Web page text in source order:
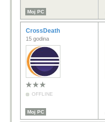
Moj PC
CrossDeath
15 godina
OFFLINE
Moj PC